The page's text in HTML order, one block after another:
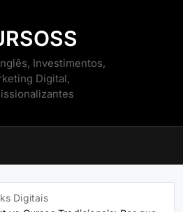
Investimentos,
Digital,
Digitais